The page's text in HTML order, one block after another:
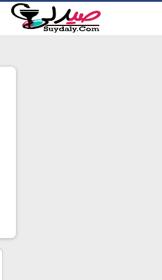
-->
vmZ_yu86_9u3jQJgGN9H2FF9w